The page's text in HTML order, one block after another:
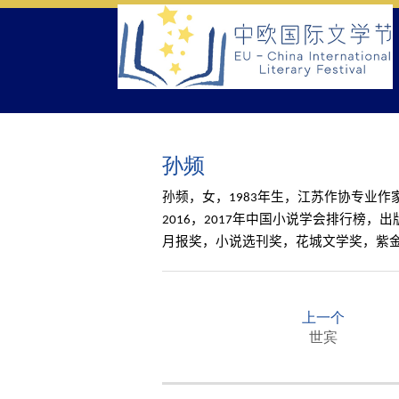
Skip
孙频
孙频，女， 1983年生，江苏作协专业作
2016 ， 2017年中国小说学会排行榜，出
月报奖，小说选刊奖，花城文学奖，紫
上一个
世宾